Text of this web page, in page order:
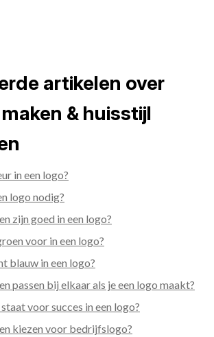
artikelen over
& huisstijl
in een logo?
logo nodig?
zijn goed in een logo?
voor in een logo?
blauw in een logo?
passen bij elkaar als je een logo maakt?
voor succes in een logo?
kiezen voor bedrijfslogo?